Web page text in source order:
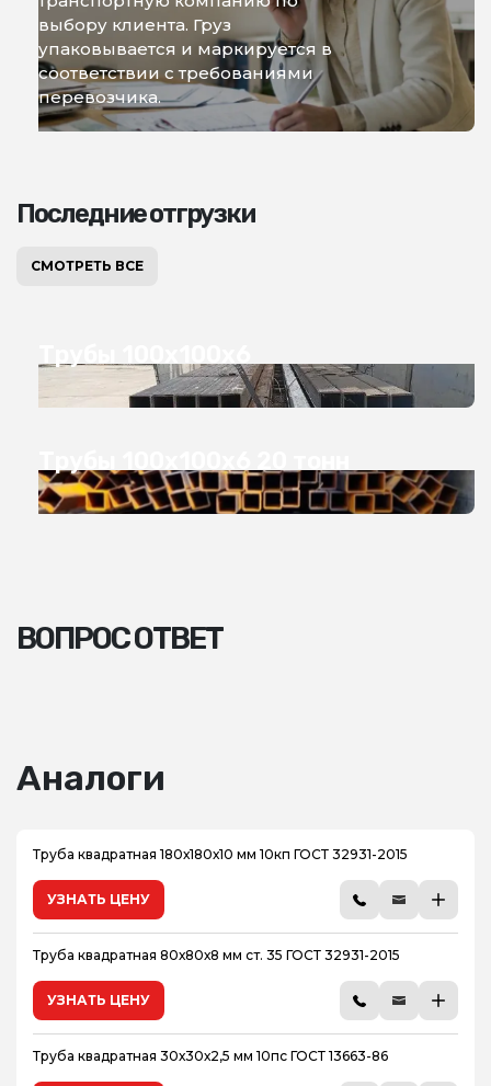
выбору клиента. Груз
упаковывается и маркируется в
соответствии с требованиями
перевозчика.
Последние отгрузки
СМОТРЕТЬ ВСЕ
ВОПРОС ОТВЕТ
Аналоги
Труба квадратная 180х180х10 мм 10кп ГОСТ 32931-2015
УЗНАТЬ ЦЕНУ
Труба квадратная 80х80х8 мм ст. 35 ГОСТ 32931-2015
УЗНАТЬ ЦЕНУ
Труба квадратная 30х30х2,5 мм 10пс ГОСТ 13663-86